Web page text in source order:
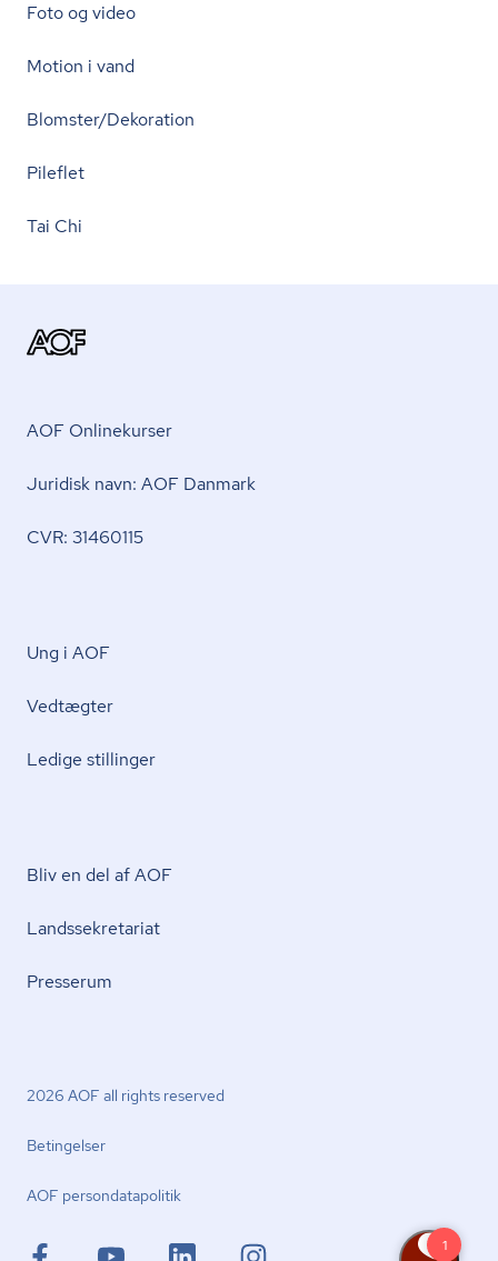
Foto og video
Motion i vand
Blomster/Dekoration
Pileflet
Tai Chi
AOF Onlinekurser
Juridisk navn: AOF Danmark
CVR: 31460115
Ung i AOF
Vedtægter
Ledige stillinger
Bliv en del af AOF
Lands­se­kre­ta­ri­at
Presserum
2026 AOF all rights reserved
Betingelser
AOF per­son­da­ta­po­li­tik